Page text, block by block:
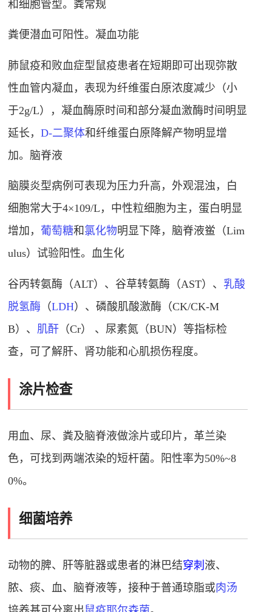
和细胞管型。粪常规
粪便潜血可阳性。凝血功能
肺鼠疫和败血症型鼠疫患者在短期即可出现弥散
性血管内凝血，表现为纤维蛋白原浓度减少（小
于2g/L），凝血酶原时间和部分凝血激酶时间明显
延长，D-二聚体和纤维蛋白原降解产物明显增
加。脑脊液
脑膜炎型病例可表现为压力升高，外观混浊，白
细胞常大于4×109/L，中性粒细胞为主，蛋白明显
增加，葡萄糖和 氯化物明显下降，脑脊液鲎 （Lim
ulus）试验阳性。血生化
谷丙转氨酶（ALT）、谷草转氨酶（AST）、乳酸
脱氢酶 （LDH）、磷酸肌酸激酶（CK/CK-M
B）、 肌酐 （Cr） 、尿素氮（BUN）等指标检
查，可了解肝、肾功能和心肌损伤程度。
涂片检查
用血、尿、粪及脑脊液做涂片或印片，革兰染
色，可找到两端浓染的短杆菌。阳性率为50%~8
0%。
细菌培养
动物的脾、肝等脏器或患者的淋巴结穿刺 液、
脓、痰、血、脑脊液等，接种于普通琼脂或肉汤